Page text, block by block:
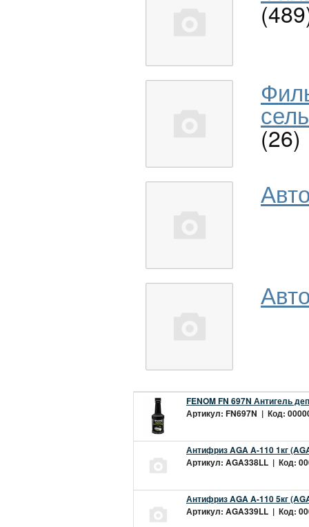
(26)
FENOM FN 697N Антигель
Артикул: FN697N | Код:
Антифриз AGA A-110 1кг
Артикул: AGA338LL | Код:
Антифриз AGA A-110 5кг
Артикул: AGA339LL | Код: